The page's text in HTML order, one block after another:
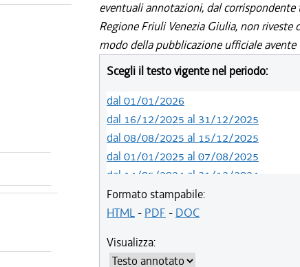
eventuali annotazioni, dal
Regione Friuli Venezia Giulia, non
modo della pubblicazione ufficiale avente
Scegli il testo vigente nel periodo:
dal 01/01/2026
dal 16/12/2025 al 31/12/2025
dal 08/08/2025 al 15/12/2025
dal 01/01/2025 al 07/08/2025
dal 14/05/2024 al 31/12/2024
dal 01/01/2024 al 13/05/2024
dal 01/01/2020 al 31/12/2023
dal 10/08/2019 al 18/12/2019
Formato stampabile:
HTML- PDF - DOC
Visualizza: